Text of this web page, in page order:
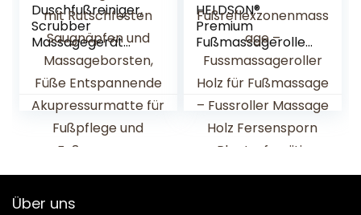
Duschfußreiniger,
Scrubber
Massagegerät
Fußmassagematt
e Fuß- und
Zehenreiniger,
Matte mit
Rutschfesten
Saugnäpfen und
Füße
Akupressurmatte
HELDSON®
Premium
Fußmassageroller
Holz inkl.deutscher
Anleitung und
Karte für
Fußreflexzonenma
ssage –
Fussmassageroller
Fußmassage –
Über uns